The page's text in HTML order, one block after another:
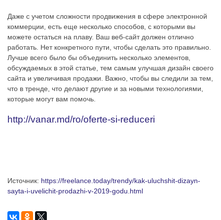
Даже с учетом сложности продвижения в сфере электронной
коммерции, есть еще несколько способов, с которыми вы
можете остаться на плаву. Ваш веб-сайт должен отлично
работать. Нет конкретного пути, чтобы сделать это правильно.
Лучше всего было бы объединить несколько элементов,
обсуждаемых в этой статье, тем самым улучшая дизайн своего
сайта и увеличивая продажи. Важно, чтобы вы следили за тем,
что в тренде, что делают другие и за новыми технологиями,
которые могут вам помочь.
http://vanar.md/ro/oferte-si-reduceri
Источник: https://freelance.today/trendy/kak-uluchshit-dizayn-
sayta-i-uvelichit-prodazhi-v-2019-godu.html